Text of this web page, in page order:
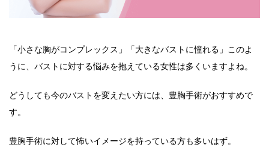
「小さな胸がコンプレックス」「大きなバストに憧れる」このよ
うに、バストに対する悩みを抱えている女性は多くいますよね。
どうしても今のバストを変えたい方には、豊胸手術がおすすめで
す。
豊胸手術に対して怖いイメージを持っている方も多いはず。